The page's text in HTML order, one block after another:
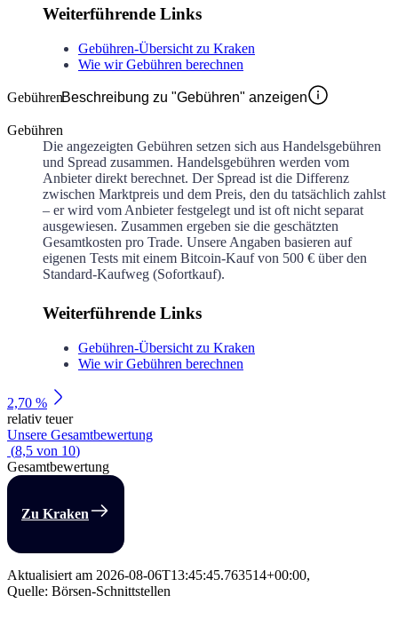
Weiterführende Links
Gebühren-Übersicht zu Kraken
Wie wir Gebühren berechnen
GebührenBeschreibung zu "Gebühren" anzeigen
Gebühren
Die angezeigten Gebühren setzen sich aus Handelsgebühren
und Spread zusammen. Handelsgebühren werden vom
Anbieter direkt berechnet. Der Spread ist die Differenz
zwischen Marktpreis und dem Preis, den du tatsächlich zahlst
– er wird vom Anbieter festgelegt und ist oft nicht separat
ausgewiesen. Zusammen ergeben sie die geschätzten
Gesamtkosten pro Trade. Unsere Angaben basieren auf
eigenen Tests mit einem Bitcoin-Kauf von 500 € über den
Standard-Kaufweg (Sofortkauf).
Weiterführende Links
Gebühren-Übersicht zu Kraken
Wie wir Gebühren berechnen
2,70 %
relativ teuer
Unsere Gesamtbewertung
(8,5 von 10)
Gesamtbewertung
Zu Kraken
Aktualisiert am 2026-08-06T13:45:45.763514+00:00,
Quelle: Börsen-Schnittstellen